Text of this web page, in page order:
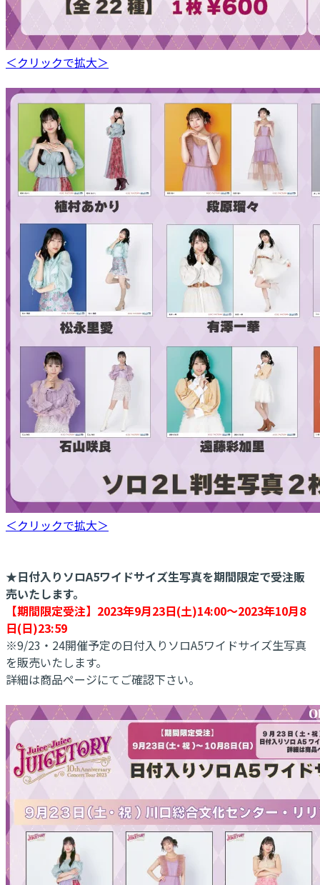
＜クリックで拡大＞
＜クリックで拡大＞
★日付入りソロA5ワイドサイズ生写真を期間限定で受注販
売いたします。
【期間限定受注】2023年9月23日(土)14:00～2023年10月8
日(日)23:59
※9/23・24開催予定の日付入りソロA5ワイドサイズ生写真
を販売いたします。
詳細は商品ページにてご確認下さい。